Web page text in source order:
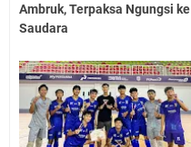
Ambruk, Terpaksa Ngungsi ke
Saudara